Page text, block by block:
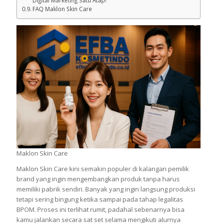
Mulai Produksi Kosmetikmu Sekarang Bersama Efba
Kosmetindo
PT. Efba Digital Mulia: Layanan Manajemen Bisnis dan
Digital Marketing Satu Atap!
FAQ Maklon Skin Care
Maklon Skin Care
Maklon Skin Care kini semakin populer di kalangan pemilik
brand yang ingin mengembangkan produk tanpa harus
memiliki pabrik sendiri. Banyak yang ingin langsung produksi